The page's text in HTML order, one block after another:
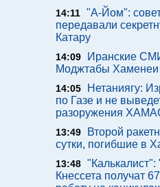
14:11 "А-Йом":
передавали
Катару
14:09
Иранские
Моджтабы Хаменеи
14:05
Нетаниягу:
по Газе и не
разоружения
13:49
Второй
сутки, погибшие в
13:48
Кнессета получат